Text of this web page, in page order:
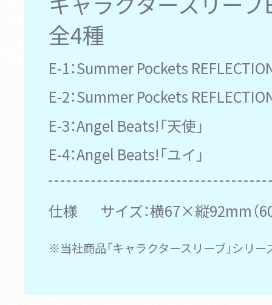
全4種
E-1：Summer Pockets
E-2：Summer Pockets
E-3：Angel Beats!「天使」
E-4：Angel Beats!「ユイ」
仕様 サイズ：横67×縦92mm（
※当社商品「キャラクタースリーブ」シリ